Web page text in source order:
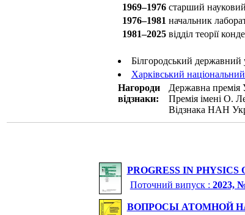
1969–1976 старший
1976–1981 начальник
1981–2025 відділ теорії
Білгородський державний
Харківський
Нагороди
відзнаки:
Державна премія
Премія імені О.
Відзнака НАН
PROGRESS IN PHYSICS
Поточний випуск : 2023,
ВОПРОСЫ АТОМНОЙ